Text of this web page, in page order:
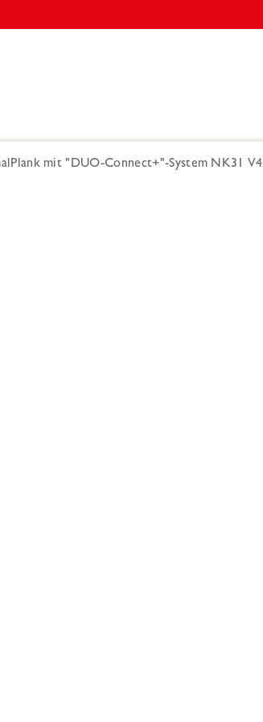
mit "DUO-Connect+"-System NK31 V4